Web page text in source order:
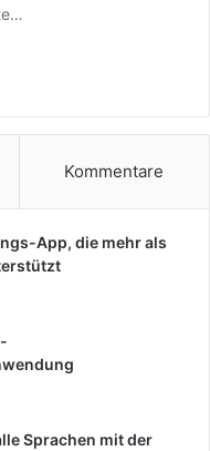
Kommentare
App, die mehr als
Sprachen mit der